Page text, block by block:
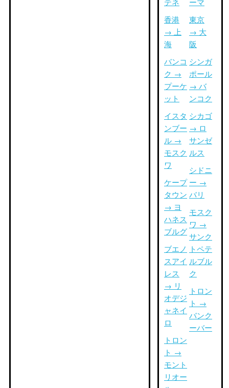
香港
→ 上
海
バンコ
ク →
プーケ
ット
イスタ
ンブー
ル →
モスク
ワ
ケープ
タウン
→ ヨ
ハネス
ブルグ
ブエノ
スアイ
レス
→ リ
オデジ
ャネイ
ロ
トロン
ト →
モント
リオー
東京
→ 大
阪
シンガ
ポール
→ バ
ンコク
シカゴ
→ ロ
サンゼ
ルス
シドニ
ー →
バリ
モスク
ワ →
サンク
トペテ
ルブル
ク
トロン
ト →
バンク
ーバー